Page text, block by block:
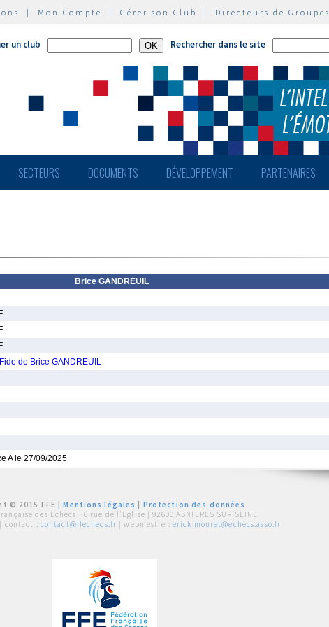
| Mon Compte | Gérer son Club | Directeurs de Groupes
un club Rechercher dans le site
SECTEURS DOCUMENTS DÉVELOPPEMENT PARTENAIRES
Brice GANDREUIL
de Brice GANDREUIL
A le 27/09/2025
© 2015 FFE |Mentions légales
Protection des données
des Echecs | 6 rue de l'Eglise | 92600 ASNIERES SUR SEINE
| contact : contact@ffechecs.fr | webmestre : erick.mouret@echecs.asso.fr